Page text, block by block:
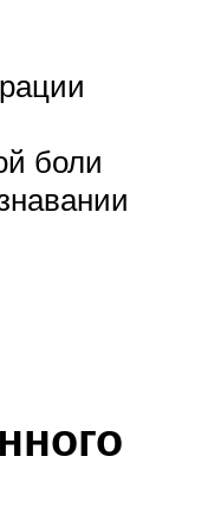
боли